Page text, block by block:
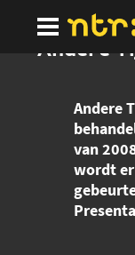
hoofdinhoud
Andere
Andere
van
wordt